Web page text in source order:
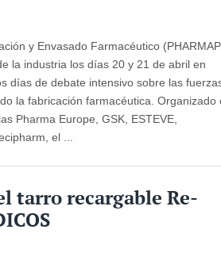
y Envasado Farmacéutico
la industria los días 20 y 21 de abril en
días de debate intensivo sobre las
la fabricación farmacéutica. Organizado
Pharma Europe, GSK, ESTEVE,
el ...
tarro recargable Re-